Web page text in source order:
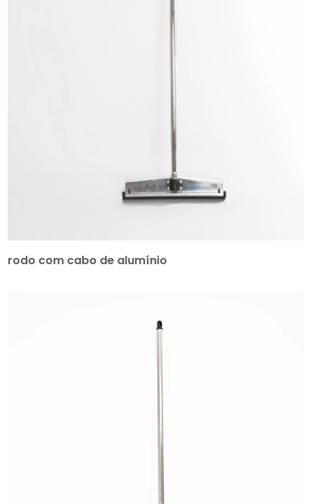
rodo com cabo de alumínio